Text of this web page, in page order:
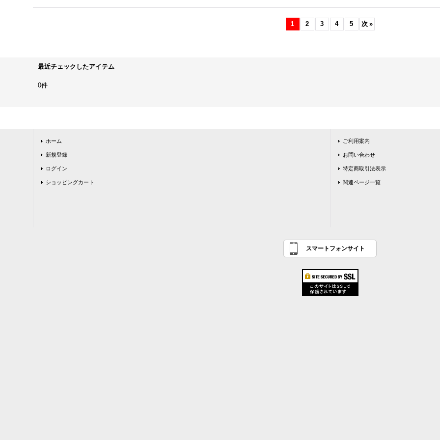
1 2 3 4 5 次 »
最近チェックしたアイテム
0件
ホーム
新規登録
ログイン
ショッピングカート
ご利用案内
お問い合わせ
特定商取引法表示
関連ページ一覧
スマートフォンサイト